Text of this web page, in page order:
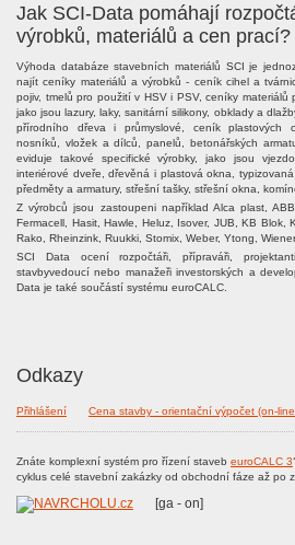
Jak SCI-Data pomáhají
výrobků, materiálů a cen prací?
Výhoda databáze stavebních materiálů SCI je
najít ceníky materiálů a výrobků - ceník cihel a
pojiv, tmelů pro použití v HSV i PSV, ceníky materiálů
jako jsou lazury, laky, sanitární silikony, obklady a
přírodního dřeva i průmyslové, ceník plastových
nosníků, vložek a dílců, panelů, betonářských
eviduje takové specifické výrobky, jako jsou
interiérové dveře, dřevěná i plastová okna,
předměty a armatury, střešní tašky, střešní okna,
Z výrobců jsou zastoupeni například Alca plast,
Fermacell, Hasit, Hawle, Heluz, Isover, JUB, KB Blok,
Rako, Rheinzink, Ruukki, Stomix, Weber, Ytong,
SCI Data ocení rozpočtáři, přípraváři,
stavbyvedoucí nebo manažeři investorských a
Data je také součástí systému euroCALC.
Odkazy
Přihlášení Cena stavby - orientační výpočet (on-
Znáte komplexní systém pro řízení staveb euroCALC 3
cyklus celé stavební zakázky od obchodní fáze až po
[ga - on]